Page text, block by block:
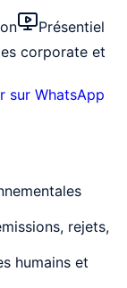
Présentiel
corporate et
sur WhatsApp
rejets,
humains et